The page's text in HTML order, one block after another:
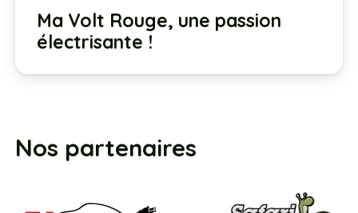
Ma Volt Rouge, une passion
électrisante !
Nos partenaires